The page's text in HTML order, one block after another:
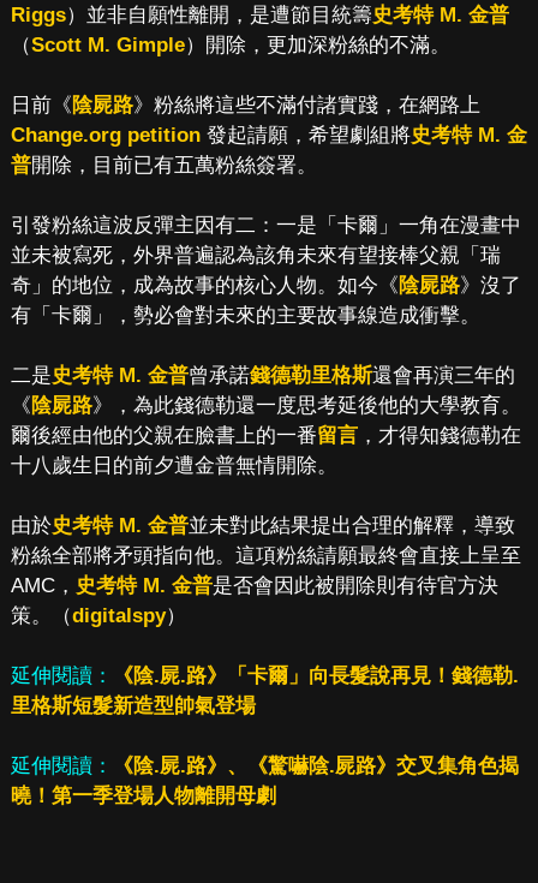
Riggs）並非自願性離開，是遭節目統籌史考特 M. 金普
（Scott M. Gimple）開除，更加深粉絲的不滿。
日前《陰屍路》粉絲將這些不滿付諸實踐，在網路上
Change.org petition發起請願，希望劇組將史考特 M. 金
普開除，目前已有五萬粉絲簽署。
引發粉絲這波反彈主因有二：一是「卡爾」一角在漫畫中
並未被寫死，外界普遍認為該角未來有望接棒父親「瑞
奇」的地位，成為故事的核心人物。如今《陰屍路》沒了
有「卡爾」，勢必會對未來的主要故事線造成衝擊。
二是史考特 M. 金普曾承諾錢德勒里格斯還會再演三年的
《陰屍路》，為此錢德勒還一度思考延後他的大學教育。
爾後經由他的父親在臉書上的一番留言，才得知錢德勒在
十八歲生日的前夕遭金普無情開除。
由於史考特 M. 金普並未對此結果提出合理的解釋，導致
粉絲全部將矛頭指向他。這項粉絲請願最終會直接上呈至
AMC， 史考特 M. 金普是否會因此被開除則有待官方決
策。（digitalspy）
延伸閱讀：
《陰.屍.路》「卡爾」向長髮說再見！錢德勒.
里格斯短髮新造型帥氣登場
延伸閱讀：
《陰.屍.路》、《驚嚇陰.屍路》交叉集角色揭
曉！第一季登場人物離開母劇